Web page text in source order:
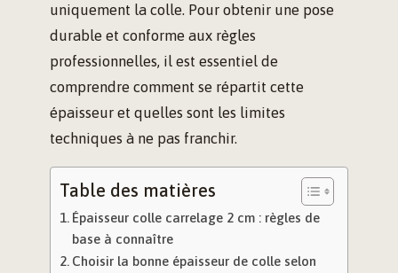
uniquement la colle. Pour obtenir une pose
durable et conforme aux règles
professionnelles, il est essentiel de
comprendre comment se répartit cette
épaisseur et quelles sont les limites
techniques à ne pas franchir.
Table des matières
Épaisseur colle carrelage 2 cm : règles de
base à connaître
Choisir la bonne épaisseur de colle selon